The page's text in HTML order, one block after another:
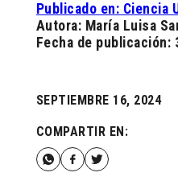
Publicado en: Ciencia
Autora: María Luisa
Fecha de publicación:
SEPTIEMBRE 16, 2024
COMPARTIR EN: